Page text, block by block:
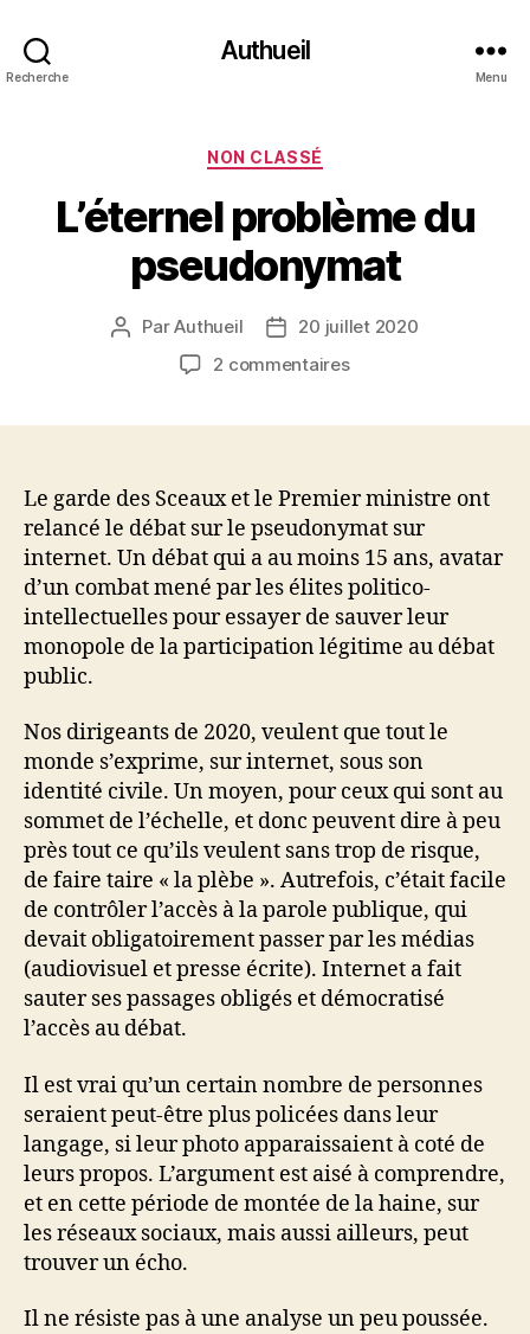
Recherche
Authueil
Menu
Catégories
NON CLASSÉ
L’éternel problème du
pseudonymat
Auteur
ParAuthueil
Date20 juillet 2020
2 commentairessur
Le garde des Sceaux et le Premier ministre ont
relancé le débat sur le pseudonymat sur
internet. Un débat qui a au moins 15 ans, avatar
d’un combat mené par les élites politico-
intellectuelles pour essayer de sauver leur
monopole de la participation légitime au débat
public.
Nos dirigeants de 2020, veulent que tout le
monde s’exprime, sur internet, sous son
identité civile. Un moyen, pour ceux qui sont au
sommet de l’échelle, et donc peuvent dire à peu
près tout ce qu’ils veulent sans trop de risque,
de faire taire « la plèbe ». Autrefois, c’était facile
de contrôler l’accès à la parole publique, qui
devait obligatoirement passer par les médias
(audiovisuel et presse écrite). Internet a fait
sauter ses passages obligés et démocratisé
l’accès au débat.
Il est vrai qu’un certain nombre de personnes
seraient peut-être plus policées dans leur
langage, si leur photo apparaissaient à coté de
leurs propos. L’argument est aisé à comprendre,
et en cette période de montée de la haine, sur
les réseaux sociaux, mais aussi ailleurs, peut
trouver un écho.
Il ne résiste pas à une analyse un peu poussée.